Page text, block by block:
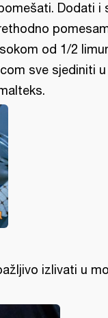
Dodati i
od 1/2
sve sjediniti u
izlivati u